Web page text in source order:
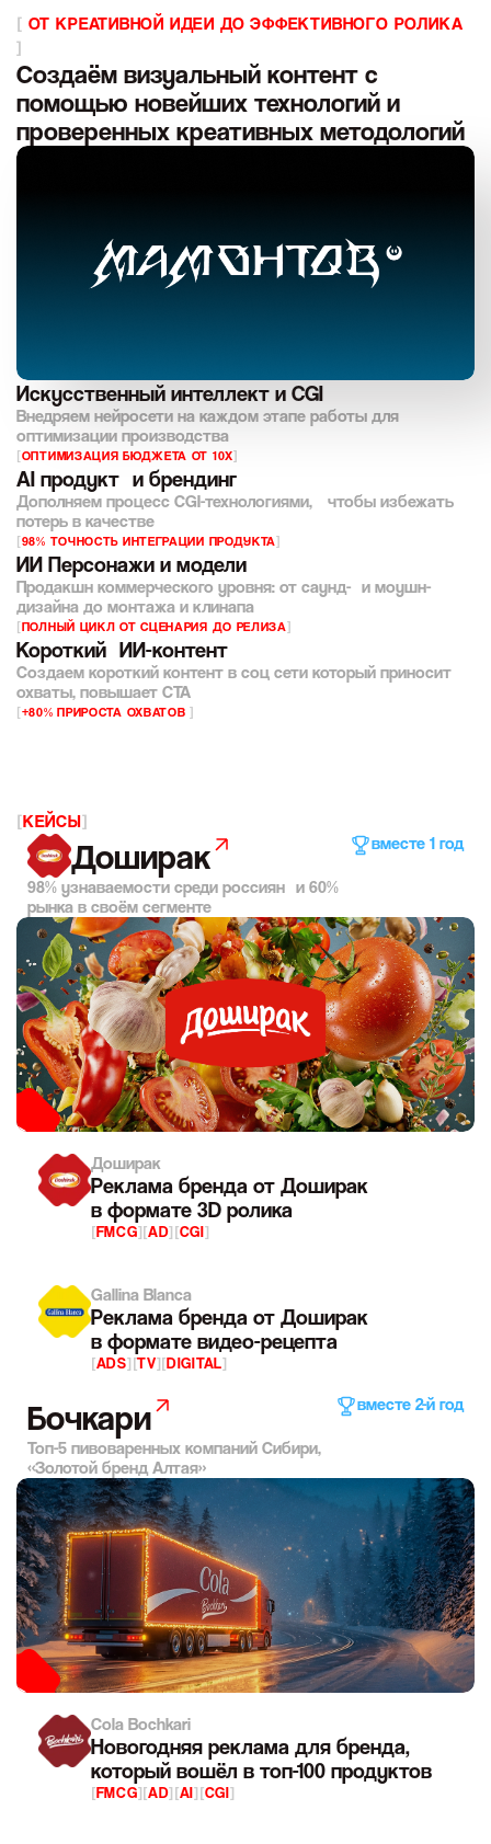
[ ОТ КРЕАТИВНОЙ ИДЕИ ДО ЭФФЕКТИВНОГО РОЛИКА
]
Создаём визуальный контент с
помощью новейших технологий и
проверенных креативных методологий
Искусственный интеллект и CGI
Внедряем нейросети на каждом этапе работы для
оптимизации производства
[ОПТИМИЗАЦИЯ БЮДЖЕТА ОТ 10Х]
AI продукт и брендинг
Дополняем процесс CGI-технологиями, чтобы избежать
потерь в качестве
[98% ТОЧНОСТЬ ИНТЕГРАЦИИ ПРОДУКТА]
ИИ Персонажи и модели
Продакшн коммерческого уровня: от саунд- и моушн-
дизайна до монтажа и клинапа
[ПОЛНЫЙ ЦИКЛ ОТ СЦЕНАРИЯ ДО РЕЛИЗА]
Короткий ИИ-контент
Создаем короткий контент в соц сети который приносит
охваты, повышает CTA
[+80% ПРИРОСТА ОХВАТОВ]
[КЕЙСЫ]
Доширак
98% узнаваемости среди россиян и 60%
рынка в своём сегменте
вместе 1 год
Доширак
Реклама бренда от Доширак
в формате 3D ролика
[FMCG][AD][CGI]
Gallina Blanca
Реклама бренда от Доширак
в формате видео-рецепта
[ADS][TV][DIGITAL]
Бочкари
Топ-5 пивоваренных компаний Сибири,
«Золотой бренд Алтая»
вместе 2-й год
Cola Bochkari
Новогодняя реклама для бренда,
который вошёл в топ-100 продуктов
[FMCG][AD][AI][CGI]